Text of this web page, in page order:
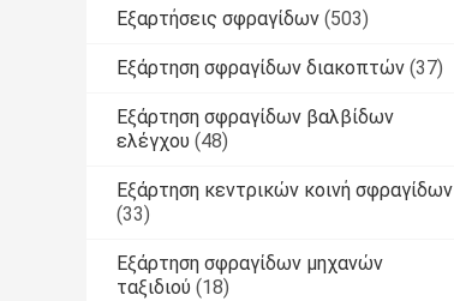
Εξαρτήσεις σφραγίδων (503)
Εξάρτηση σφραγίδων διακοπτών (37)
Εξάρτηση σφραγίδων βαλβίδων
ελέγχου (48)
Εξάρτηση κεντρικών κοινή σφραγίδων
(33)
Εξάρτηση σφραγίδων μηχανών
ταξιδιού (18)